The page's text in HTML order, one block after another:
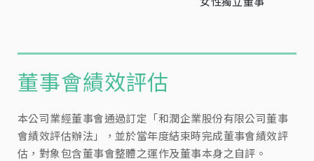
董事會績效評估
本公司業經董事會通過訂定「和潤企業股份有限公司董事
會績效評估辦法」，並於當年度結束時完成董事會績效評
估，對象包含董事會整體之運作及董事本身之自評。